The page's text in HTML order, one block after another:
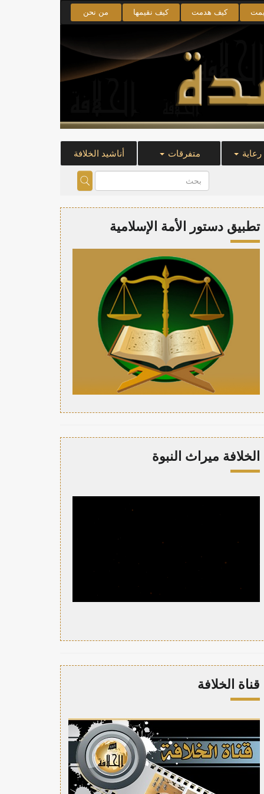
كيف هدمت كيف نقيمها من نحن
متفرقات أناشيد الخلافة
تطبيق دستور الأمة الإسلامية
الخلافة ميراث النبوة
قناة الخلافة